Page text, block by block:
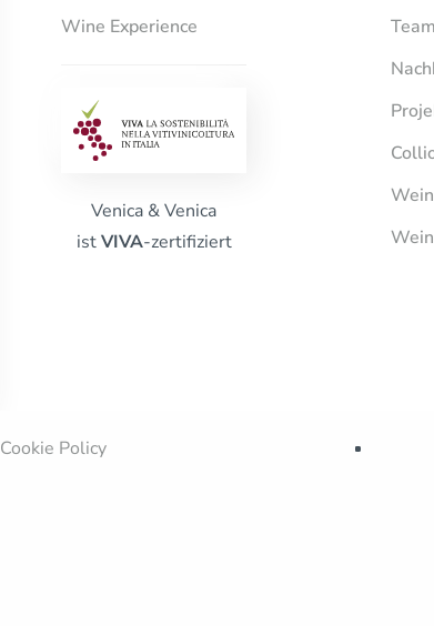
Wine Experience
Venica & Venica
istVIVA-zertifiziert
Team
Cookie Policy